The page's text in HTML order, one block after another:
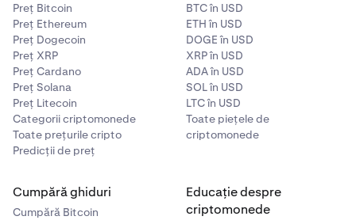
Preț Bitcoin
Preț Ethereum
Preț Dogecoin
Preț XRP
Preț Cardano
Preț Solana
Preț Litecoin
Categorii criptomonede
Toate prețurile cripto
Predicții de preț
BTC în USD
ETH în USD
DOGE în USD
XRP în USD
ADA în USD
SOL în USD
LTC în USD
Toate piețele de
criptomonede
Cumpără ghiduri
Cumpără Bitcoin
Educație despre
criptomonede